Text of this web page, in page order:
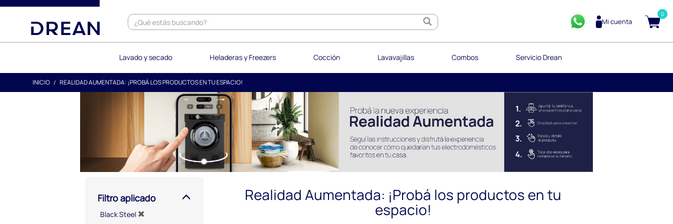
text.skipToContent
text.skipToNavigation
Mi cuenta
0
Lavado y secado Heladeras y Freezers Cocción Lavavajillas Combos Servicio Drean
INICIO REALIDAD AUMENTADA: ¡PROBÁ LOS PRODUCTOS EN TU ESPACIO!
Filtro aplicado
Black Steel
Realidad Aumentada: ¡Probá los productos en tu
espacio!